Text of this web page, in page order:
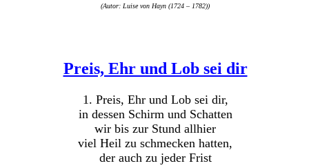
(Autor: Luise von Hayn (1724 – 1782))
Preis, Ehr und Lob sei dir
1. Preis, Ehr und Lob sei dir,
in dessen Schirm und Schatten
wir bis zur Stund allhier
viel Heil zu schmecken hatten,
der auch zu jeder Frist